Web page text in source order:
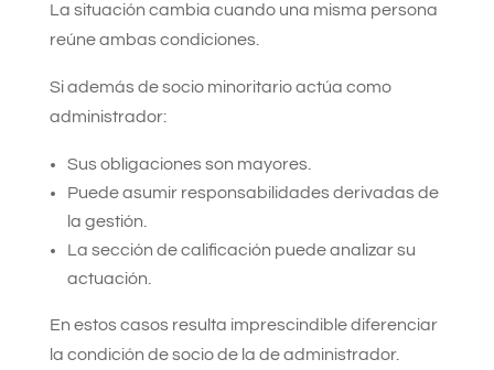
La situación cambia cuando una misma persona
reúne ambas condiciones.
Si además de socio minoritario actúa como
administrador:
Sus obligaciones son mayores.
Puede asumir responsabilidades derivadas de
la gestión.
La sección de calificación puede analizar su
actuación.
En estos casos resulta imprescindible diferenciar
la condición de socio de la de administrador.